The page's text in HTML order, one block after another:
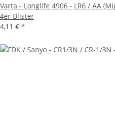
Varta - Longlife 4906 - LR6 / AA
4er Blister
4,11 € *